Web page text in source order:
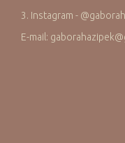
3. Instagram - @
E-mail: gaborahazipek@